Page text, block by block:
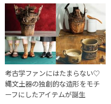
考古学ファンにはたまらない♡
縄文土器の独創的な造形をモチ
ーフにしたアイテムが誕生